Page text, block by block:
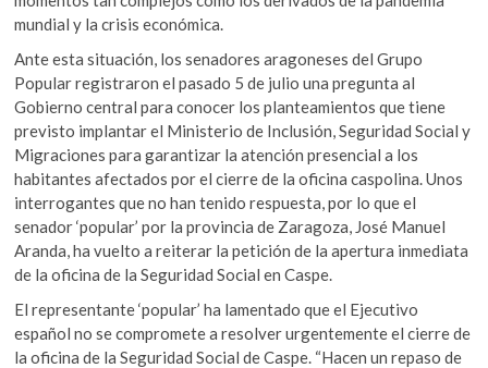
mundial y la crisis económica.
Ante esta situación, los senadores aragoneses del Grupo
Popular registraron el pasado 5 de julio una pregunta al
Gobierno central para conocer los planteamientos que tiene
previsto implantar el Ministerio de Inclusión, Seguridad Social y
Migraciones para garantizar la atención presencial a los
habitantes afectados por el cierre de la oficina caspolina. Unos
interrogantes que no han tenido respuesta, por lo que el
senador ‘popular’ por la provincia de Zaragoza, José Manuel
Aranda, ha vuelto a reiterar la petición de la apertura inmediata
de la oficina de la Seguridad Social en Caspe.
El representante ‘popular’ ha lamentado que el Ejecutivo
español no se compromete a resolver urgentemente el cierre de
la oficina de la Seguridad Social de Caspe. “Hacen un repaso de